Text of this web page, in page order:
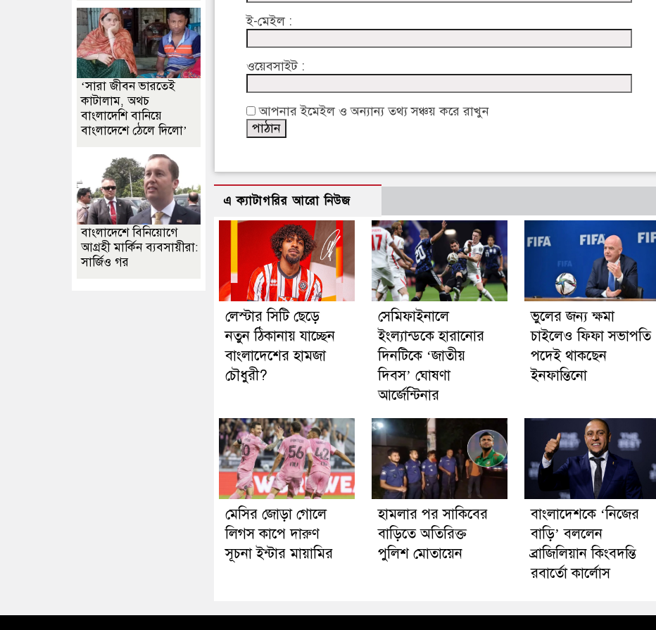
ই-মেইল :
ওয়েবসাইট :
আপনার ইমেইল ও অন্যান্য তথ্য সঞ্চয় করে রাখুন
এ ক্যাটাগরির আরো নিউজ
লেস্টার সিটি ছেড়ে
নতুন ঠিকানায় যাচ্ছেন
বাংলাদেশের হামজা
চৌধুরী?
সেমিফাইনালে
ইংল্যান্ডকে হারানোর
দিনটিকে ‘জাতীয়
দিবস’ ঘোষণা
আর্জেন্টিনার
ভুলের জন্য ক্ষমা
চাইলেও ফিফা সভাপতি
পদেই থাকছেন
ইনফান্তিনো
মেসির জোড়া গোলে
লিগস কাপে দারুণ
সূচনা ইন্টার মায়ামির
হামলার পর সাকিবের
বাড়িতে অতিরিক্ত
পুলিশ মোতায়েন
বাংলাদেশকে ‘নিজের
বাড়ি’ বললেন
ব্রাজিলিয়ান কিংবদন্তি
রবার্তো কার্লোস
‘সারা জীবন ভারতেই
কাটালাম, অথচ
বাংলাদেশি বানিয়ে
বাংলাদেশে ঠেলে দিলো’
বাংলাদেশে বিনিয়োগে
আগ্রহী মার্কিন ব্যবসায়ীরা:
সার্জিও গর